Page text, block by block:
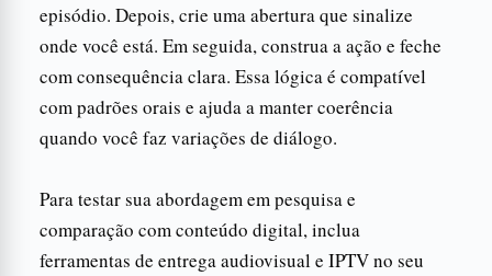
episódio. Depois, crie uma abertura que sinalize
onde você está. Em seguida, construa a ação e feche
com consequência clara. Essa lógica é compatível
com padrões orais e ajuda a manter coerência
quando você faz variações de diálogo.
Para testar sua abordagem em pesquisa e
comparação com conteúdo digital, inclua
ferramentas de entrega audiovisual e IPTV no seu